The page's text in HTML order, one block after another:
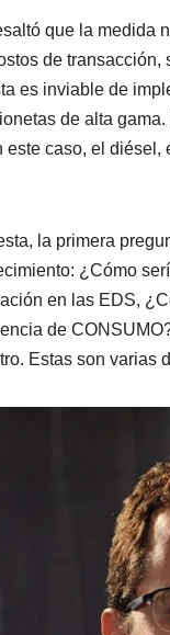
que la medida
de
es inviable de
de alta
este caso, el diésel,
la primera
¿Cómo
en las EDS,
de
Estas son varias